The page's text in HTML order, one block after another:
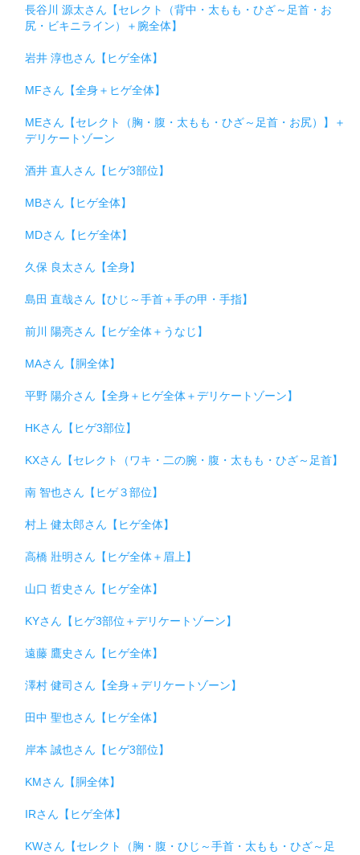
長谷川 源太さん【セレクト（背中・太もも・ひざ～足首・お
尻・ビキニライン）＋腕全体】
岩井 淳也さん【ヒゲ全体】
MFさん【全身＋ヒゲ全体】
MEさん【セレクト（胸・腹・太もも・ひざ～足首・お尻）】＋
デリケートゾーン
酒井 直人さん【ヒゲ3部位】
MBさん【ヒゲ全体】
MDさん【ヒゲ全体】
久保 良太さん【全身】
島田 直哉さん【ひじ～手首＋手の甲・手指】
前川 陽亮さん【ヒゲ全体＋うなじ】
MAさん【胴全体】
平野 陽介さん【全身＋ヒゲ全体＋デリケートゾーン】
HKさん【ヒゲ3部位】
KXさん【セレクト（ワキ・二の腕・腹・太もも・ひざ～足首】
南 智也さん【ヒゲ３部位】
村上 健太郎さん【ヒゲ全体】
高橋 壯明さん【ヒゲ全体＋眉上】
山口 哲史さん【ヒゲ全体】
KYさん【ヒゲ3部位＋デリケートゾーン】
遠藤 鷹史さん【ヒゲ全体】
澤村 健司さん【全身＋デリケートゾーン】
田中 聖也さん【ヒゲ全体】
岸本 誠也さん【ヒゲ3部位】
KMさん【胴全体】
IRさん【ヒゲ全体】
KWさん【セレクト（胸・腹・ひじ～手首・太もも・ひざ～足